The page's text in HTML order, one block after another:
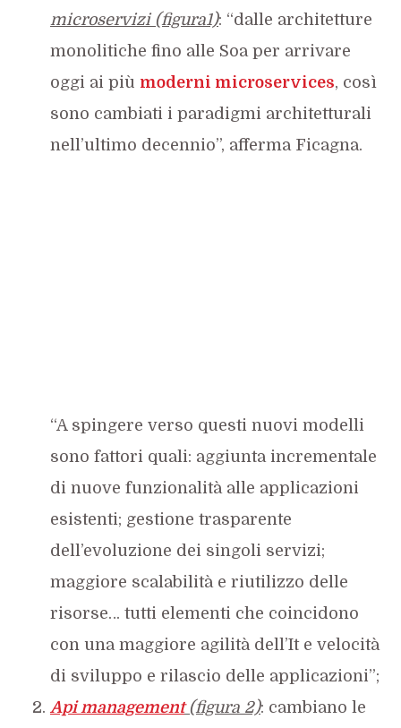
microservizi (figura1): “dalle architetture
monolitiche fino alle Soa per arrivare
oggi ai più moderni microservices, così
sono cambiati i paradigmi architetturali
nell’ultimo decennio”, afferma Ficagna.
“A spingere verso questi nuovi modelli
sono fattori quali: aggiunta incrementale
di nuove funzionalità alle applicazioni
esistenti; gestione trasparente
dell’evoluzione dei singoli servizi;
maggiore scalabilità e riutilizzo delle
risorse… tutti elementi che coincidono
con una maggiore agilità dell’It e velocità
di sviluppo e rilascio delle applicazioni”;
Api management(figura 2): cambiano le